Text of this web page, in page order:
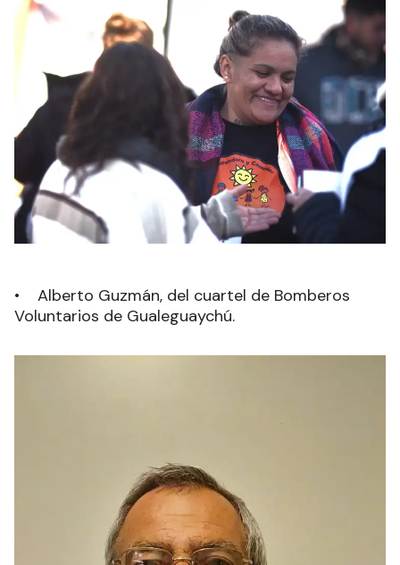
• Alberto Guzmán, del cuartel de Bomberos
Voluntarios de Gualeguaychú.